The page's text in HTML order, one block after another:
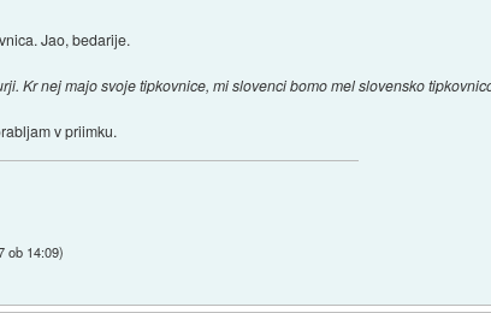
Jao, bedarije.
Kr nej majo svoje tipkovnice, mi slovenci bomo mel slovensko
v priimku.
ob 14:09)